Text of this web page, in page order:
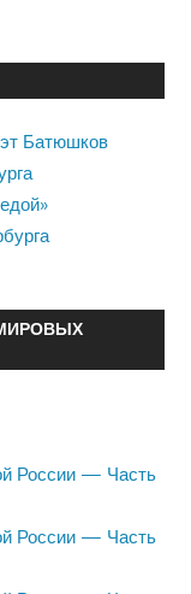
Батюшков
России — Часть
России — Часть